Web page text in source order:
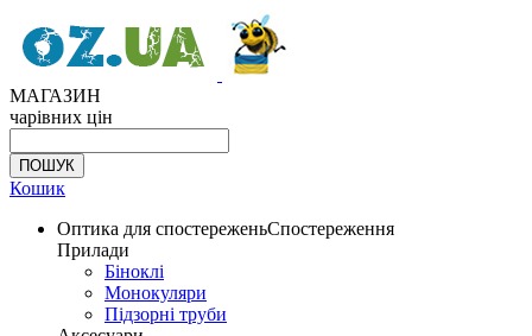
МАГАЗИН
чарівних цін
Кошик
Оптика для спостереженьСпостереження
Прилади
Біноклі
Монокуляри
Підзорні труби